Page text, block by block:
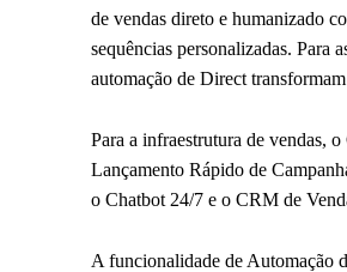
de vendas direto e humanizado
sequências personalizadas. Para
automação de Direct
Para a infraestrutura de vendas,
Lançamento Rápido de
o Chatbot 24/7 e o CRM de
A funcionalidade de Automação